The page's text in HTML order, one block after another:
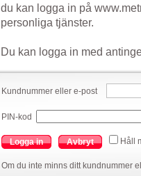
du kan logga in på
personliga tjänster.
Du kan logga in med
Kundnummer eller e-post
PIN-kod
Logga in Avbryt Håll
Om du inte minns ditt kundnummer